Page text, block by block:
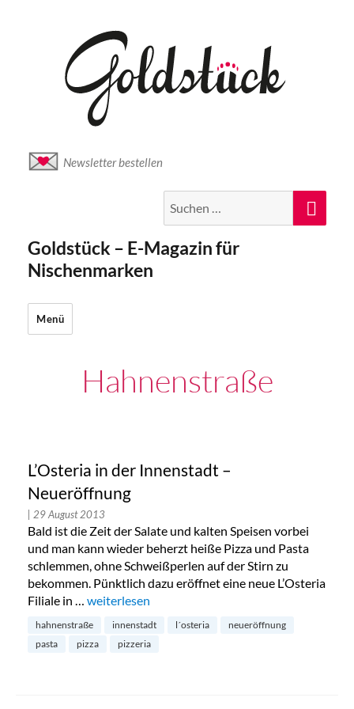
Newsletter bestellen
nach:
Goldstück – E-Magazin für
Nischenmarken
Menü
Hahnenstraße
L’Osteria in der Innenstadt –
Neueröffnung
| 29 August 2013
Bald ist die Zeit der Salate und kalten Speisen vorbei
und man kann wieder beherzt heiße Pizza und Pasta
schlemmen, ohne Schweißperlen auf der Stirn zu
bekommen. Pünktlich dazu eröffnet eine neue L’Osteria
Filiale in … „L’Osteria in der Innenstadt – Neueröffnung“
weiterlesen
hahnenstraße innenstadt l´osteria
neueröffnung
pasta
pizza pizzeria